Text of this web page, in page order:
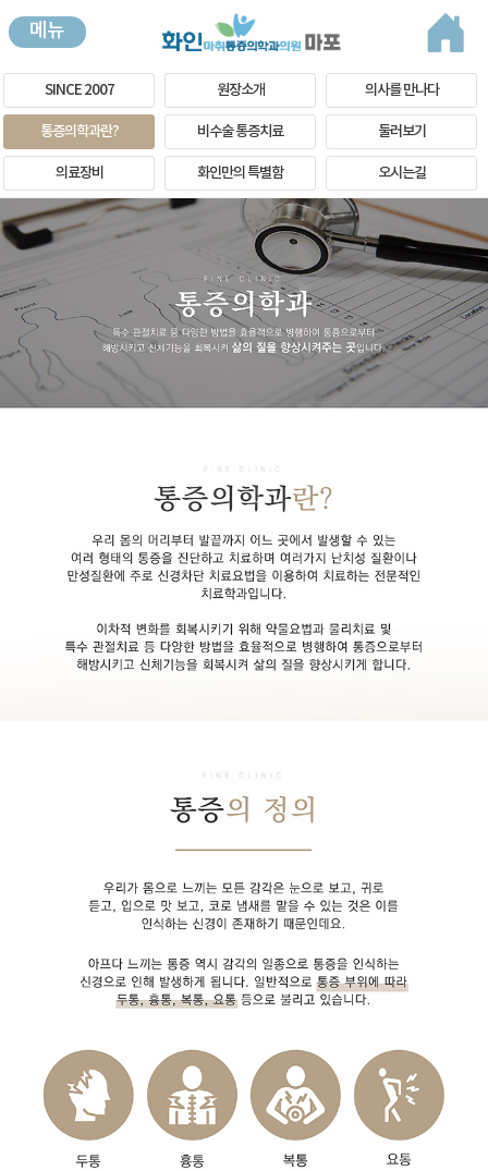
메뉴
SINCE 2007 원장소개 의사를 만나다
통증의학과란? 비수술 통증치료 둘러보기
의료장비 화인만의 특별함 오시는길